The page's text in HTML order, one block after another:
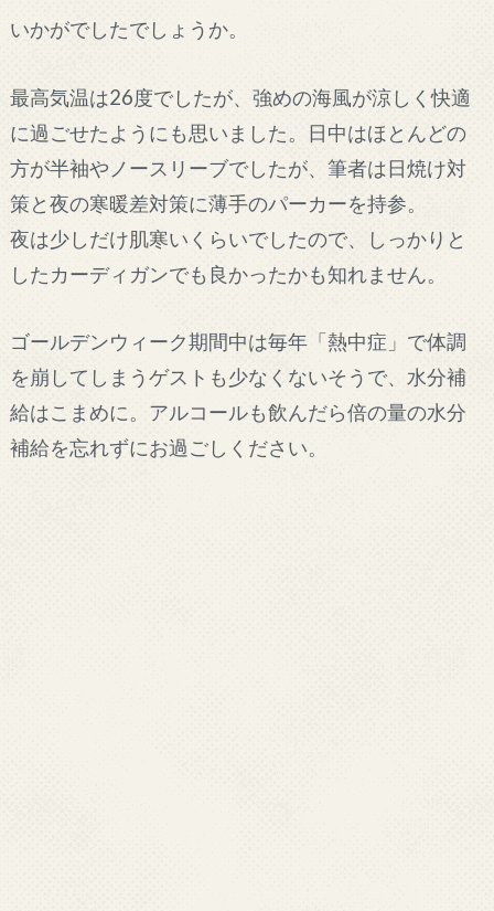
いかがでしたでしょうか。
最高気温は26度でしたが、強めの海風が涼しく快適
に過ごせたようにも思いました。日中はほとんどの
方が半袖やノースリーブでしたが、筆者は日焼け対
策と夜の寒暖差対策に薄手のパーカーを持参。
夜は少しだけ肌寒いくらいでしたので、しっかりと
したカーディガンでも良かったかも知れません。
ゴールデンウィーク期間中は毎年「熱中症」で体調
を崩してしまうゲストも少なくないそうで、水分補
給はこまめに。アルコールも飲んだら倍の量の水分
補給を忘れずにお過ごしください。